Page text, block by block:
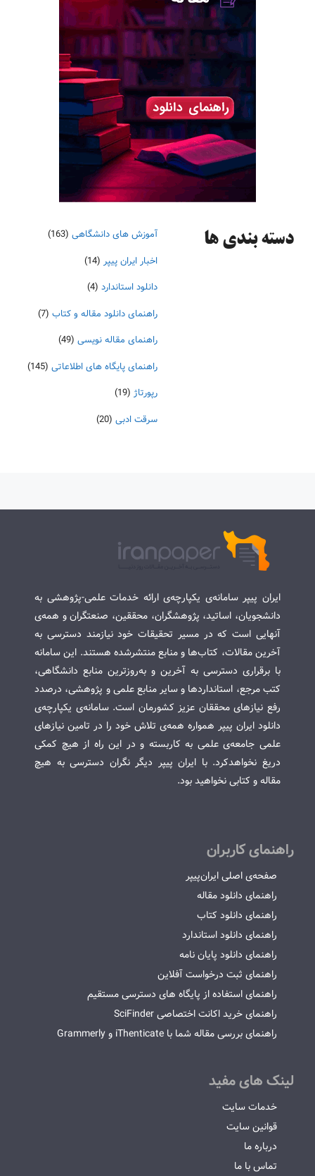
دسته‌ بندی ها آموزش های دانشگاهی (163)
اخبار ایران پیپر (14)
دانلود استاندارد (4)
راهنمای دانلود مقاله و کتاب (7)
راهنمای مقاله نویسی (49)
راهنمای پایگاه های اطلاعاتی (145)
رپورتاژ (19)
سرقت ادبی (20)
ایران پیپر سامانه‌ی یکپارچه‌ی ارائه خدمات علمی-پژوهشی به
دانشجویان، اساتید، پژوهشگران، محققین، صنعتگران و همه‌ی
آنهایی است که در مسیر تحقیقات خود نیازمند دسترسی به
آخرین مقالات، کتاب‌ها و منابع منتشرشده هستند. این سامانه
با برقراری دسترسی به آخرین و به‌روزترین منابع دانشگاهی،
کتب مرجع، استانداردها و سایر منابع علمی و پژوهشی، درصدد
رفع نیازهای محققان عزیز کشورمان است. سامانه‌ی یکپارچه‌ی
دانلود ایران پیپر همواره همه‌ی تلاش خود را در تامین نیازهای
علمی جامعه‌ی علمی به کاربسته و در این راه از هیچ کمکی
دریغ نخواهدکرد. با ایران پیپر دیگر نگران دسترسی به هیچ
مقاله و کتابی نخواهید بود.
راهنمای کاربران
صفحه‌ی اصلی ایران‌پیپر
راهنمای دانلود مقاله
راهنمای دانلود کتاب
راهنمای دانلود استاندارد
راهنمای دانلود پایان نامه
راهنمای ثبت درخواست آفلاین
راهنمای استفاده از پایگاه های دسترسی مستقیم
راهنمای خرید اکانت اختصاصی SciFinder
راهنمای بررسی مقاله شما با iThenticate و Grammerly
لینک های مفید
خدمات سایت
قوانین سایت
درباره ما
تماس با ما